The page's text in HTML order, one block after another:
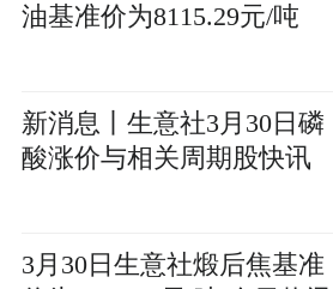
油基准价为8115.29元/吨
新消息丨生意社3月30日磷
酸涨价与相关周期股快讯
3月30日生意社煅后焦基准